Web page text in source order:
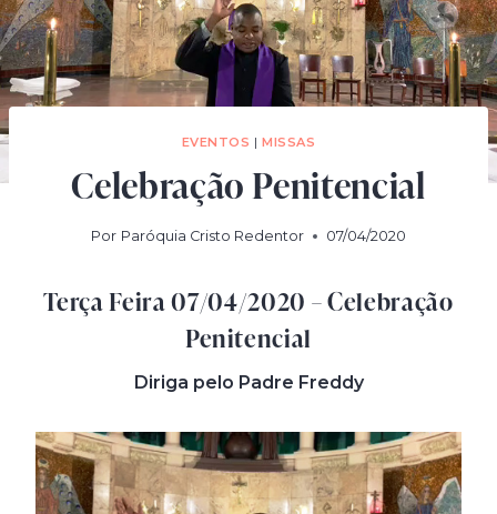
EVENTOS |MISSAS
Celebração Penitencial
Por Paróquia Cristo Redentor 07/04/2020
Terça Feira 07/04/2020 – Celebração
Penitencial
Diriga pelo Padre Freddy